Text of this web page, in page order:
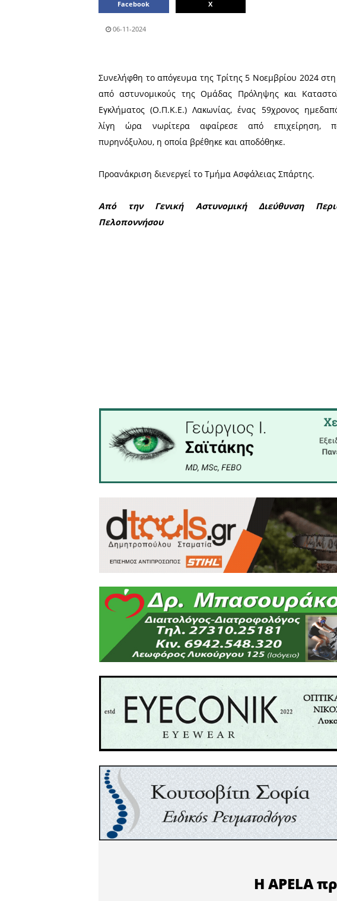
Μοιράσου το άρθρο:
Facebook Χ
06-11-2024
Συνελήφθη το απόγευμα της Τρίτης 5
από αστυνομικούς της Ομάδας
Εγκλήματος (Ο.Π.Κ.Ε.) Λακωνίας, ένας
λίγη ώρα νωρίτερα αφαίρεσε από
Προανάκριση διενεργεί το Τμήμα
Πελοποννήσου